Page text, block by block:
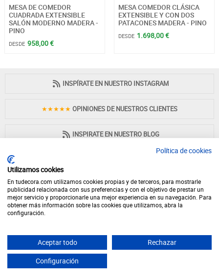
MESA DE COMEDOR
CUADRADA EXTENSIBLE
SALÓN MODERNO MADERA -
PINO
DESDE 958,00 €
MESA COMEDOR CLÁSICA
EXTENSIBLE Y CON DOS
PATACONES MADERA - PINO
DESDE 1.698,00 €
INSPÍRATE EN NUESTRO INSTAGRAM
★★★★★ OPINIONES DE NUESTROS CLIENTES
INSPIRATE EN NUESTRO BLOG
PAGO 100% SEGURO
© 2026 - Desde 1998 en internet - tudecora.com tienda online de muebles
fabricados en España - IVA incluido (Península y Baleares)
Política de cookies
Utilizamos cookies
En tudecora.com utilizamos cookies propias y de terceros, para mostrarle
publicidad relacionada con sus preferencias y con el objetivo de prestar un
mejor servicio y proporcionarle una mejor experiencia en su navegación. Para
obtener más información sobre las cookies que utilizamos, abra la
configuración.
Aceptar todo
Rechazar
Configuración